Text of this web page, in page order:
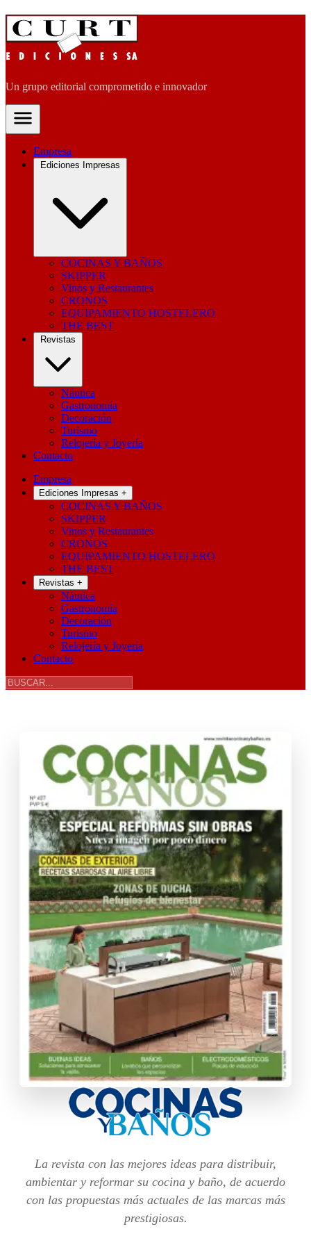
Un grupo editorial comprometido e innovador
Empresa
Ediciones Impresas
COCINAS Y BAÑOS
SKIPPER
Vinos y Restaurantes
CRONOS
EQUIPAMIENTO HOSTELERO
THE BEST
Revistas
Náutica
Gastronomía
Decoración
Turismo
Relojería y Joyería
Contacto
Empresa
Ediciones Impresas +
COCINAS Y BAÑOS
SKIPPER
Vinos y Restaurantes
CRONOS
EQUIPAMIENTO HOSTELERO
THE BEST
Revistas +
Náutica
Gastronomía
Decoración
Turismo
Relojería y Joyería
Contacto
La revista con las mejores ideas para distribuir,
ambientar y reformar su cocina y baño, de acuerdo
con las propuestas más actuales de las marcas más
prestigiosas.